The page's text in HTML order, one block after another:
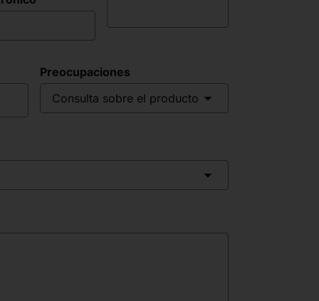
Preocupaciones
Consulta sobre el producto